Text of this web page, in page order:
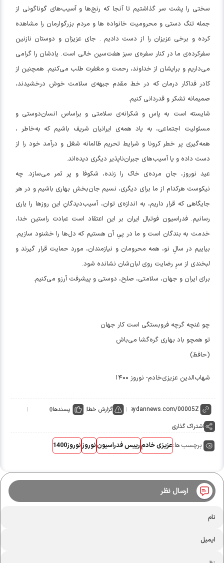
سختی را پشت سر گذاشتیم تا آنجا که رنج‌ها و آسیب‌های گوناگونی از
جمله تنگ دستی و محرومیت خانواده ها و مردم بزرگوارمان را مشاهده
کرده و برخی عزیزان را از دست دادیم . جای عزیزان و دوستان نازنین
سفرکرده‌ی ما در کنار سفره‌ی سبز هفت‌سین خالی است. یادشان را گرامی
می‌داریم و برایشان از خدا‌وند، رحمت و مغفرت طلب می‌کنیم. همچنین از
کادر فداکار درمان که در خط مقدم جبهه‌ی سلامت خوش درخشیدند،
صمیمانه تشکر و قدردانی کنیم.
شایسته است به پاس و شکرانه‌ی سلامتی و براساس انسان‌دوستی و
مسئولیت اجتماعی، به یاد همه‌ی ایرانیان شریف باشیم که به‌خاطر ،
همه‌گیری پر خطر کرونا و شرایط تحریم ظالمانه شغل و درآمد خود را از
دست داده و یا آسیب‌های جبران‌ناپذیر دیگری دیده‌اند.
عید نوروز، جانِ مرده‌ی خاک را زنده، شکوفا و پر ثمر می‌سازد. چه
نیکوست هرکدام از ما برای دیگری، نسیم جان‌بخش بهاری باشیم و در هر
جایگاهی که قرار داریم، به اندازه‌ی توان، آسیب‌دیدگانِ این روزها را یاری
رسانیم. فدراسیون فوتبال ایران بر این اعتقاد است عبادت راستین خدا،
خدمت به بندگان است و ما در پیِ آن هستیم که دل‌ها را خشنود سازیم.
بیاییم در سالِ نو، همه محرومان و نیازمندان، مورد حمایت قرار گیرند و
لبخندی از سرِ رضایت روی لبان‌شان نشانده شود.
برای ایران و جهان، سلامتی، صلح، دوستی و پیشرفت آرزو می‌کنیم‌.
چو غنچه گرچه فروبستگی است کار جهان
تو همچو باد بهاری گره‌گشا می‌باش
(حافظ)
شهاب‌الدین عزیزی‌خادم- نوروز ۱۴۰۰
گزارش خطا پسندها0
اشتراک گذاری
برچسب ها:عزیزی خادمرییس فدراسیوننوروزنوروز1400
ارسال نظر